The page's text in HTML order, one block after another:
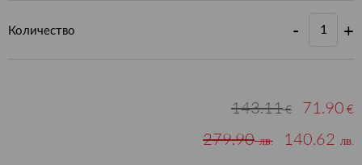
Количество - +
143.11€ 71.90 €
279.90лв. 140.62 лв.